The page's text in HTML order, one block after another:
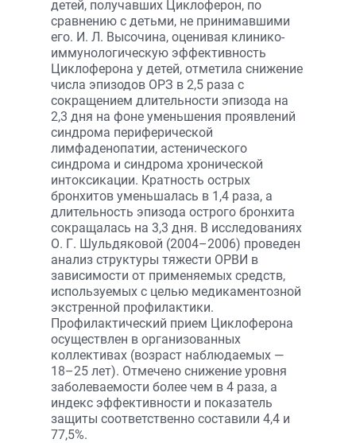
детей, получавших Циклоферон, по
сравнению с детьми, не принимавшими
его. И. Л. Высочина, оценивая клинико-
иммунологическую эффективность
Циклоферона у детей, отметила снижение
числа эпизодов ОРЗ в 2,5 раза с
сокращением длительности эпизода на
2,3 дня на фоне уменьшения проявлений
синдрома периферической
лимфаденопатии, астенического
синдрома и синдрома хронической
интоксикации. Кратность острых
бронхитов уменьшалась в 1,4 раза, а
длительность эпизода острого бронхита
сокращалась на 3,3 дня. В исследованиях
О. Г. Шульдяковой (2004–2006) проведен
анализ структуры тяжести ОРВИ в
зависимости от применяемых средств,
используемых с целью медикаментозной
экстренной профилактики.
Профилактический прием Циклоферона
осуществлен в организованных
коллективах (возраст наблюдаемых —
18–25 лет). Отмечено снижение уровня
заболеваемости более чем в 4 раза, а
индекс эффективности и показатель
защиты соответственно составили 4,4 и
77,5%.